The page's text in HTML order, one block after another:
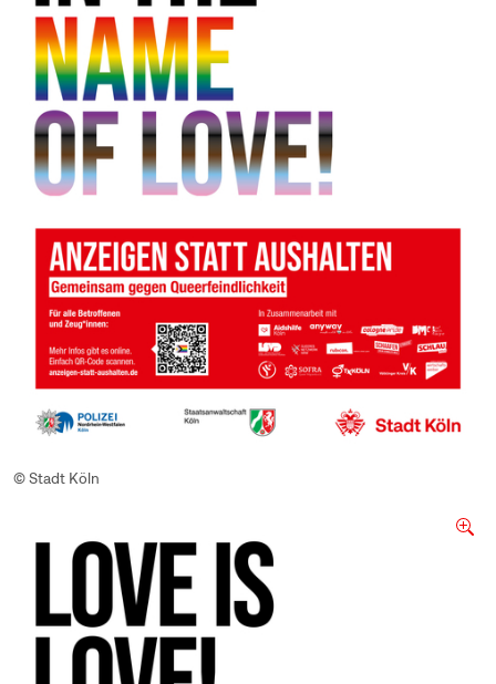
© Stadt Köln